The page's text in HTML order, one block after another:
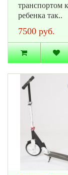
транспортом
ребенка так..
7500 руб.